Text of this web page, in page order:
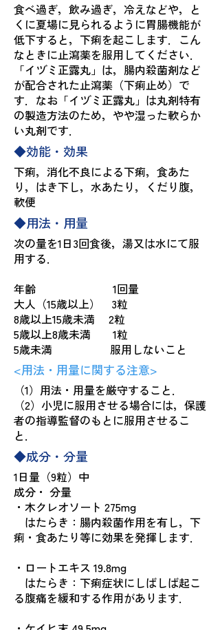
食べ過ぎ，飲み過ぎ，冷えなどや，と
くに夏場に見られるように胃腸機能が
低下すると，下痢を起こします．こん
なときに止瀉薬を服用してください．
「イヅミ正露丸」は，腸内殺菌剤など
が配合された止瀉薬（下痢止め）で
す．なお「イヅミ正露丸」は丸剤特有
の製造方法のため，やや湿った軟らか
い丸剤です．
◆効能・効果
下痢，消化不良による下痢，食あた
り，はき下し，水あたり，くだり腹，
軟便
◆用法・用量
次の量を1日3回食後，湯又は水にて服
用する．
年齢 1回量
大人（15歳以上） 3粒
8歳以上15歳未満 2粒
5歳以上8歳未満 1粒
5歳未満 服用しないこと
<用法・用量に関する注意>
（1）用法・用量を厳守すること．
（2）小児に服用させる場合には，保護
者の指導監督のもとに服用させるこ
と．
◆成分・分量
1日量（9粒）中
成分・ 分量
・木クレオソート 275mg
はたらき：腸内殺菌作用を有し，下
痢・食あたり等に効果を発揮します．
・ロートエキス 19.8mg
はたらき：下痢症状にしばしば起こ
る腹痛を緩和する作用があります．